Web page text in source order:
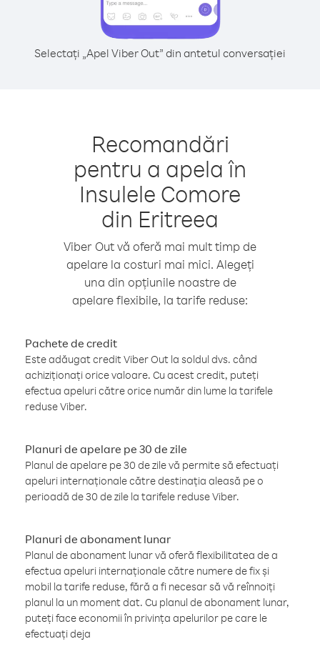
Selectați „Apel Viber Out” din antetul conversației
Recomandări
pentru a apela în
Insulele Comore
din Eritreea
Viber Out vă oferă mai mult timp de
apelare la costuri mai mici. Alegeți
una din opțiunile noastre de
apelare flexibile, la tarife reduse:
Pachete de credit
Este adăugat credit Viber Out la soldul dvs. când
achiziționați orice valoare. Cu acest credit, puteți
efectua apeluri către orice număr din lume la tarifele
reduse Viber.
Planuri de apelare pe 30 de zile
Planul de apelare pe 30 de zile vă permite să efectuați
apeluri internaționale către destinația aleasă pe o
perioadă de 30 de zile la tarifele reduse Viber.
Planuri de abonament lunar
Planul de abonament lunar vă oferă flexibilitatea de a
efectua apeluri internaționale către numere de fix și
mobil la tarife reduse, fără a fi necesar să vă reînnoiți
planul la un moment dat. Cu planul de abonament lunar,
puteți face economii în privința apelurilor pe care le
efectuați deja